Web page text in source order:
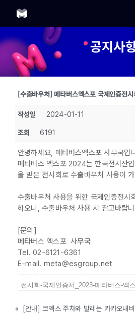
content
공지사
[수출바우처] 메타버스엑스포 국제인증전
작성일 2024-01-11
조회 6191
안녕하세요, 메타버스엑스포 사무국입
메타버스 엑스포 2024는 한국전시산
을 받은 전시회로 수출바우처 사용이
수출바우처 사용을 위한 국제인증전시
하오니, 수출바우처 사용 시 참고바랍
[문의]
메타버스 엑스포 사무국
Tel. 02-6121-6361
E-mail. meta@esgroup.net
전시회-국제인증서_2023-메타버스-엑
«